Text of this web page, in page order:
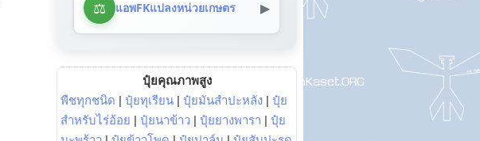
⚖️ แอพFKแปลงหน่วยเกษตร ▶
ปุ๋ยคุณภาพสูง
พืชทุกชนิด | ปุ๋ยทุเรียน | ปุ๋ยมันสำปะหลัง | ปุ๋ย
สำหรับไร่อ้อย | ปุ๋ยนาข้าว | ปุ๋ยยางพารา | ปุ๋ย